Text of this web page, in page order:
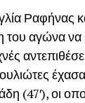
του αγώνα
(47′), οι